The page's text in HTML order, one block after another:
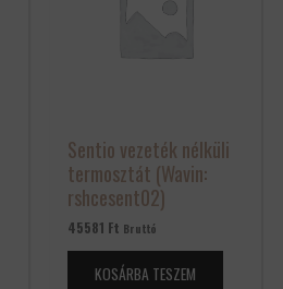
Sentio vezeték nélküli
termosztát (Wavin:
rshcesent02)
45581 Ft Bruttó
KOSÁRBA TESZEM